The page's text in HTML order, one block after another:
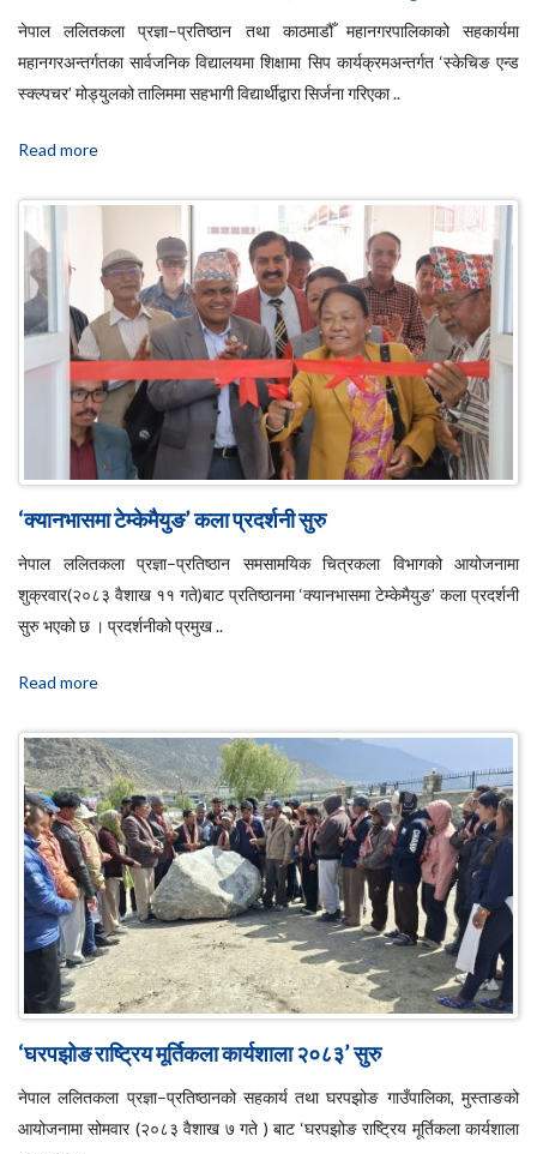
नेपाल ललितकला प्रज्ञा–प्रतिष्ठान तथा काठमाडौँ महानगरपालिकाको सहकार्यमा
महानगरअन्तर्गतका सार्वजनिक विद्यालयमा शिक्षामा सिप कार्यक्रमअन्तर्गत ‘स्केचिङ एन्ड
स्क्ल्पचर’ मोड्युलको तालिममा सहभागी विद्यार्थीद्वारा सिर्जना गरिएका ..
Read more
‘क्यानभासमा टेम्केमैयुङ’ कला प्रदर्शनी सुरु
नेपाल ललितकला प्रज्ञा–प्रतिष्ठान समसामयिक चित्रकला विभागको आयोजनामा
शुक्रवार(२०८३ वैशाख ११ गते)बाट प्रतिष्ठानमा ‘क्यानभासमा टेम्केमैयुङ’ कला प्रदर्शनी
सुरु भएको छ । प्रदर्शनीको प्रमुख ..
Read more
‘घरपझोङ राष्ट्रिय मूर्तिकला कार्यशाला २०८३’ सुरु
नेपाल ललितकला प्रज्ञा–प्रतिष्ठानको सहकार्य तथा घरपझोङ गाउँपालिका, मुस्ताङको
आयोजनामा सोमवार (२०८३ वैशाख ७ गते ) बाट ‘घरपझोङ राष्ट्रिय मूर्तिकला कार्यशाला